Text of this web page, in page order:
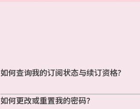
如何查询我的订阅状态与续订资格?
如何更改或重置我的密码？